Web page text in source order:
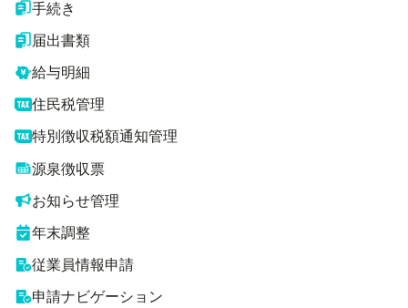
手続き
届出書類
給与明細
住民税管理
特別徴収税額通知管理
源泉徴収票
お知らせ管理
年末調整
従業員情報申請
申請ナビゲーション